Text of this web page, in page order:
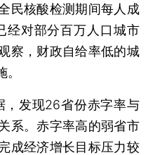
民核酸检测期间每人成
经对部分百万人口城市
察，财政自给率低的城
发现26省份赤字率与
系。赤字率高的弱省市
成经济增长目标压力较